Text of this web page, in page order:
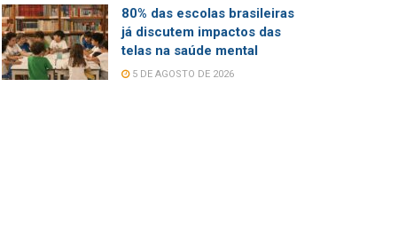
80% das escolas brasileiras
já discutem impactos das
telas na saúde mental
5 DE AGOSTO DE 2026